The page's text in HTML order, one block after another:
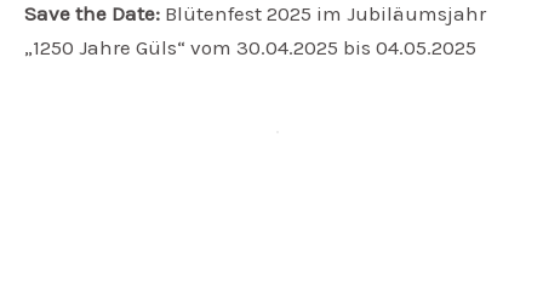
Save the Date: Blütenfest 2025 im Jubiläumsjahr
„1250 Jahre Güls“ vom 30.04.2025 bis 04.05.2025